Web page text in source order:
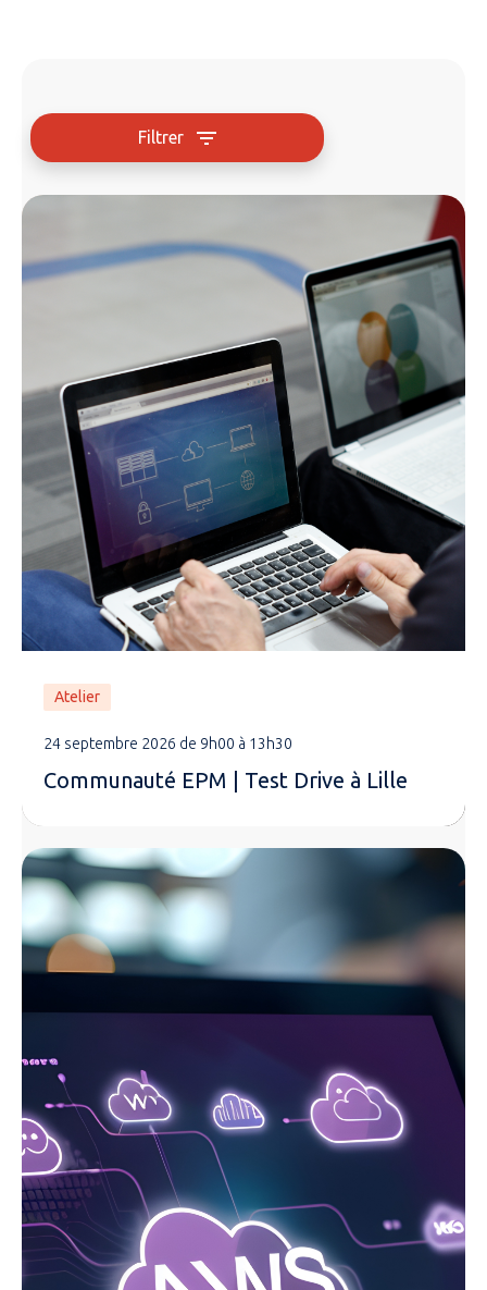
Filtrer
Atelier
24 septembre 2026 de 9h00 à 13h30
Communauté EPM | Test Drive à Lille